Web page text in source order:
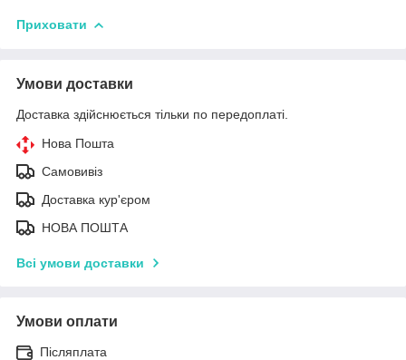
Приховати
Умови доставки
Доставка здійснюється тільки по передоплаті.
Нова Пошта
Самовивіз
Доставка кур'єром
НОВА ПОШТА
Всі умови доставки
Умови оплати
Післяплата